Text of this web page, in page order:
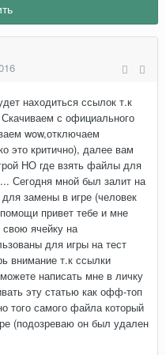
находиться ссылок т.к
с официального
wow,отключаем
это критично), далее вам
НО где взять файлы для
Сегодня мной был залит на
замены в игре (человек
привет тебе и мне
свою ячейку на
для игры на тест
внимание т.к ссылки
написать мне в личку
эту статью как офф-топ
того самого файла который
(подозреваю он был удален